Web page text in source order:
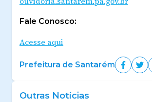
Fale Conosco:
Acesse aqui
Prefeitura de Santarém
Outras Notícias